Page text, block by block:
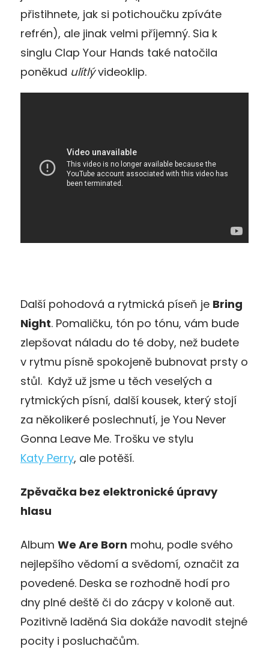
přistihnete, jak si potichoučku zpíváte
refrén), ale jinak velmi příjemný. Sia k
singlu Clap Your Hands také natočila
poněkud ulítlývideoklip.
Další pohodová a rytmická píseň je Bring
Night. Pomaličku, tón po tónu, vám bude
zlepšovat náladu do té doby, než budete
v rytmu písně spokojeně bubnovat prsty o
stůl. Když už jsme u těch veselých a
rytmických písní, další kousek, který stojí
za několikeré poslechnutí, je You Never
Gonna Leave Me. Trošku ve stylu
Katy Perry, ale potěší.
Zpěvačka bez elektronické úpravy
hlasu
Album We Are Born mohu, podle svého
nejlepšího vědomí a svědomí, označit za
povedené. Deska se rozhodně hodí pro
dny plné deště či do zácpy v koloně aut.
Pozitivně laděná Sia dokáže navodit stejné
pocity i posluchačům.